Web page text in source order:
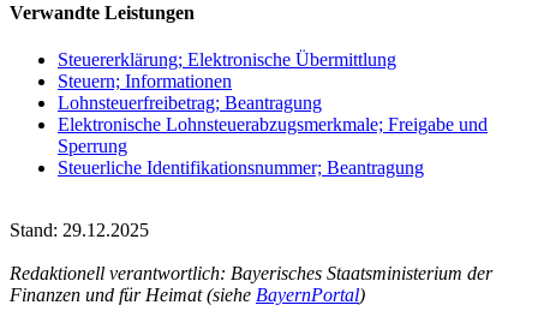
Verwandte Leistungen
Steuererklärung; Elektronische Übermittlung
Steuern; Informationen
Lohnsteuerfreibetrag; Beantragung
Elektronische Lohnsteuerabzugsmerkmale; Freigabe und
Sperrung
Steuerliche Identifikationsnummer; Beantragung
Stand: 29.12.2025
Redaktionell verantwortlich: Bayerisches Staatsministerium der
Finanzen und für Heimat (siehe BayernPortal)